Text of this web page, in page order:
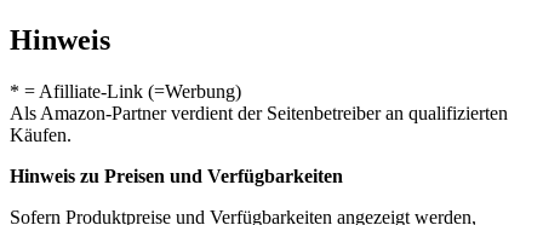
Hinweis
* = Afilliate-Link (=Werbung)
Als Amazon-Partner verdient der Seitenbetreiber an qualifizierten
Käufen.
Hinweis zu Preisen und Verfügbarkeiten
Sofern Produktpreise und Verfügbarkeiten angezeigt werden,